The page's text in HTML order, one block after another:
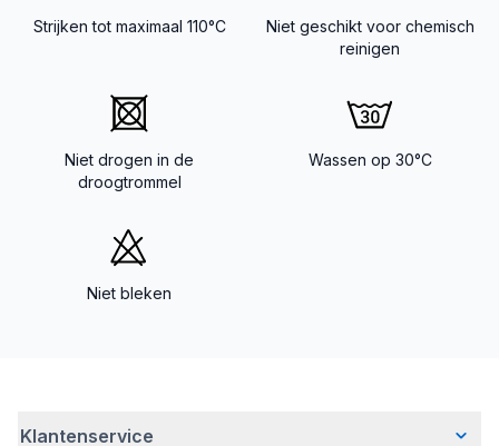
Strijken tot maximaal 110°C
Niet geschikt voor chemisch
reinigen
Niet drogen in de
droogtrommel
Wassen op 30°C
Niet bleken
Klantenservice